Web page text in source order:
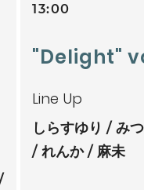
13:00
"Delight"
Line Up
しらすゆり
み
れんか
麻未